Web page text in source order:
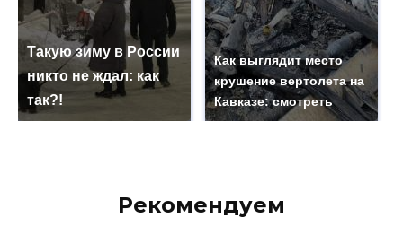
Такую зиму в России
никто не ждал: как
так?!
Как выглядит место
крушение вертолета на
Кавказе: смотреть
Рекомендуем